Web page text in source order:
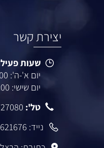
יצירת קשר
שעות פעילות:
יום א'-ה': 09:45-20:00